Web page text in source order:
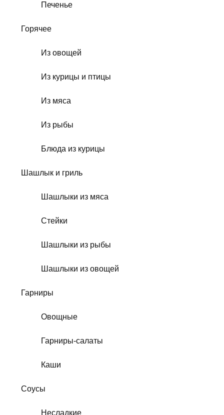
Печенье
Горячее
Из овощей
Из курицы и птицы
Из мяса
Из рыбы
Блюда из курицы
Шашлык и гриль
Шашлыки из мяса
Стейки
Шашлыки из рыбы
Шашлыки из овощей
Гарниры
Овощные
Гарниры-салаты
Каши
Соусы
Несладкие